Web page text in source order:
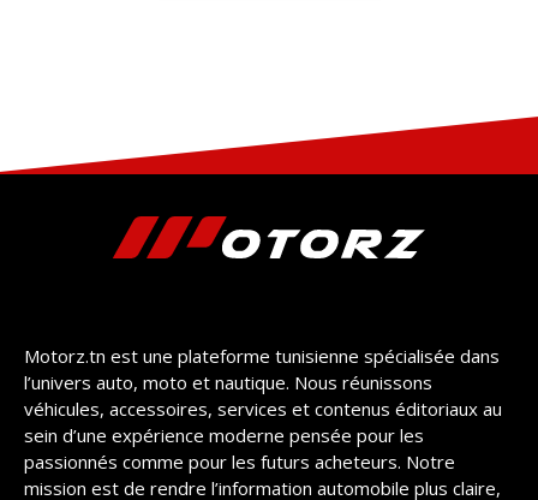
Motorz.tn est une plateforme tunisienne spécialisée dans
l’univers auto, moto et nautique. Nous réunissons
véhicules, accessoires, services et contenus éditoriaux au
sein d’une expérience moderne pensée pour les
passionnés comme pour les futurs acheteurs. Notre
mission est de rendre l’information automobile plus claire,